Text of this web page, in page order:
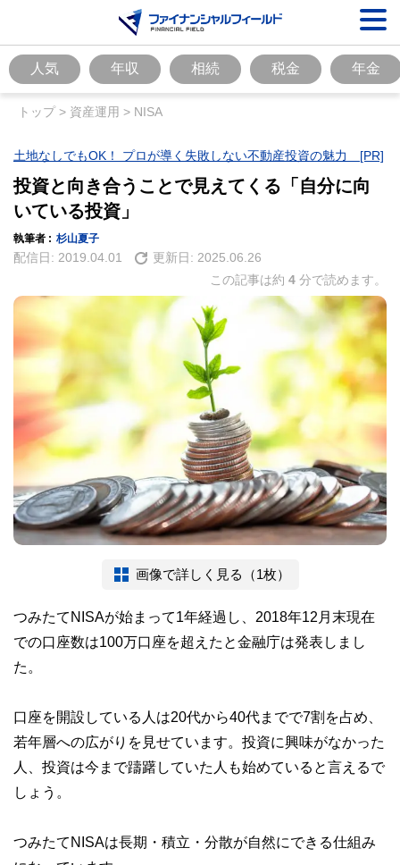
人気 年収 相続 税金 年金
トップ> 資産運用 > NISA
土地なしでもOK！ プロが導く失敗しない不動産投資の魅力 [PR]
投資と向き合うことで見えてくる「自分に向
いている投資」
執筆者 : 杉山夏子
配信日: 2019.04.01 更新日: 2025.06.26
この記事は約 4 分で読めます。
画像で詳しく見る（1枚）
つみたてNISAが始まって1年経過し、2018年12月末現在
での口座数は100万口座を超えたと金融庁は発表しまし
た。
口座を開設している人は20代から40代までで7割を占め、
若年層への広がりを見せています。投資に興味がなかった
人、投資は今まで躊躇していた人も始めていると言えるで
しょう。
つみたてNISAは長期・積立・分散が自然にできる仕組み